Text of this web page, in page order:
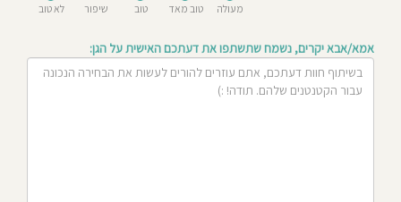
מעולה טוב מאד טוב
שיפור
לא טוב
אמא/אבא יקרים, נשמח שתשתפו את דעתכם האישית על הגן: